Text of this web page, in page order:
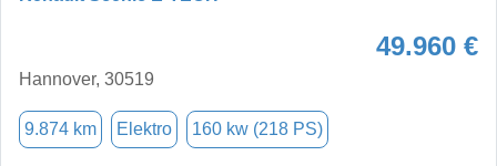
49.960 €
Hannover, 30519
9.874 km Elektro 160 kw (218 PS)